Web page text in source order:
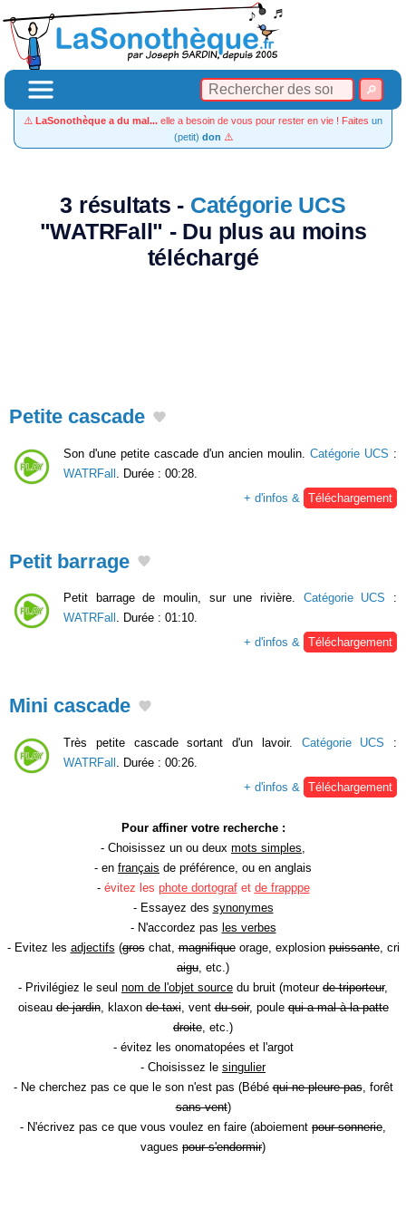
⚠️ LaSonothèque a du mal... elle a besoin de vous pour rester en vie ! Faites un
(petit) don ⚠️
3 résultats - Catégorie UCS
"WATRFall" - Du plus au moins
téléchargé
Petite cascade
Son d'une petite cascade d'un ancien moulin. Catégorie UCS :
WATRFall . Durée : 00:28.
+ d'infos &
Téléchargement
Petit barrage
Petit barrage de moulin, sur une rivière. Catégorie UCS :
WATRFall . Durée : 01:10.
+ d'infos & Téléchargement
Mini cascade
Très petite cascade sortant d'un lavoir. Catégorie UCS :
WATRFall
. Durée : 00:26.
+ d'infos &
Téléchargement
Pour affiner votre recherche :
- Choisissez un ou deux mots simples
- en français de préférence, ou en anglais
- évitez les phote dortografet de frapppe
- Essayez des synonymes
- N'accordez pas les verbes
- Evitez les adjectifs (groschat,magnifiqueorage, explosionpuissante, cri
aigu , etc.)
- Privilégiez le seul nom de l'objet source du bruit (moteur de triporteur,
oiseaude jardin, klaxonde taxi, ventdu soir, poulequi a mal à la patte
droite , etc.)
- évitez les onomatopées et l'argot
- Choisissez le singulier
- Ne cherchez pas ce que le son n'est pas (Bébéqui ne pleure pas, forêt
sans vent)
- N'écrivez pas ce que vous voulez en faire (aboiement pour sonnerie
vagues pour s'endormir)